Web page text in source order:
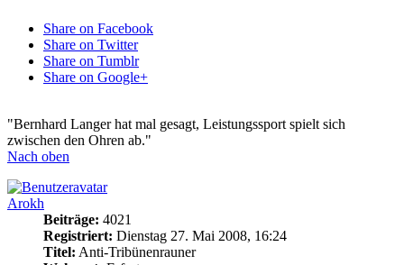
Share on Facebook
Share on Twitter
Share on Tumblr
Share on Google+
"Bernhard Langer hat mal gesagt, Leistungssport spielt sich
zwischen den Ohren ab."
Nach oben
Arokh
Beiträge: 4021
Registriert: Dienstag 27. Mai 2008, 16:24
Titel: Anti-Tribünenrauner